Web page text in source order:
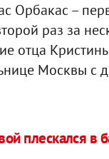
Орбакас –
раз за
отца
Москвы с
плескался в